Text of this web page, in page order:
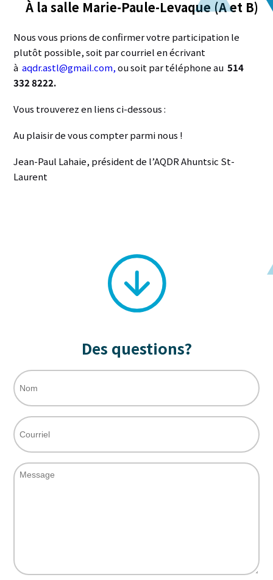
À la salle Marie-Paule-Levaque (A et B)
Nous vous prions de confirmer votre participation le
plutôt possible, soit par courriel en écrivant
àaqdr.astl@gmail.com, ou soit par téléphone au514
332 8222.
Vous trouverez en liens ci-dessous :
Au plaisir de vous compter parmi nous !
Jean-Paul Lahaie, président de l’AQDR Ahuntsic St-
Laurent
Des questions?